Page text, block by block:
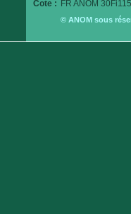
Cote : FR ANOM
© ANOM sous